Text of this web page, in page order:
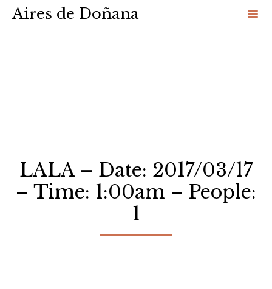
Aires de Doñana
LALA – Date: 2017/03/17
– Time: 1:00am – People:
1